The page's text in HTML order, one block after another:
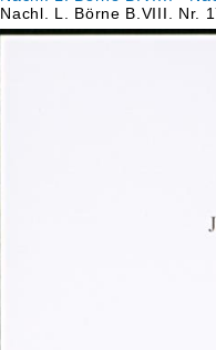
Nachl. L. Börne B.VIII. Nr.